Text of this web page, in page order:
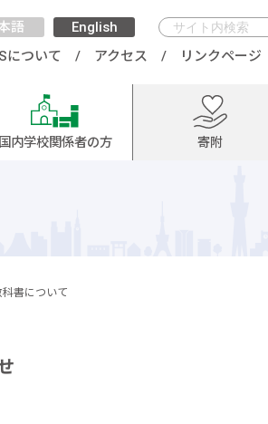
語
English
について
アクセス リンクページ
国内学校関係者の方 寄附
書について